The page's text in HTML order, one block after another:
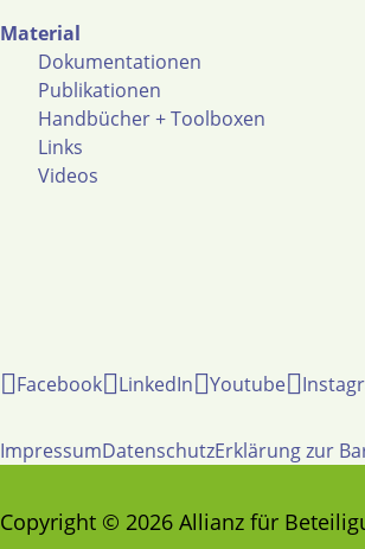
Material
Dokumentationen
Publikationen
Handbücher + Toolboxen
Links
Videos
Facebook LinkedIn Youtube
ImpressumDatenschutzErklärung zur
Copyright © 2026 Allianz für